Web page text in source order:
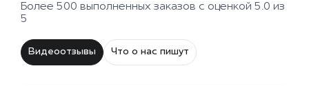
Более 500 выполненных заказов с оценкой 5.0 из
5
Видеоотзывы Что о нас пишут